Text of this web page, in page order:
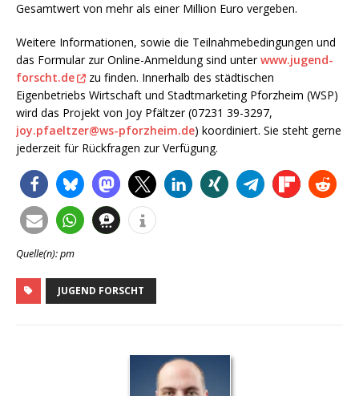
Gesamtwert von mehr als einer Million Euro vergeben.
Weitere Informationen, sowie die Teilnahmebedingungen und
das Formular zur Online-Anmeldung sind unterwww.jugend-
forscht.de
zu finden. Innerhalb des städtischen
Eigenbetriebs Wirtschaft und Stadtmarketing Pforzheim (WSP)
wird das Projekt von Joy Pfältzer (07231 39-3297,
joy.pfaeltzer@ws-pforzheim.de) koordiniert. Sie steht gerne
jederzeit für Rückfragen zur Verfügung.
Quelle(n): pm
JUGEND FORSCHT